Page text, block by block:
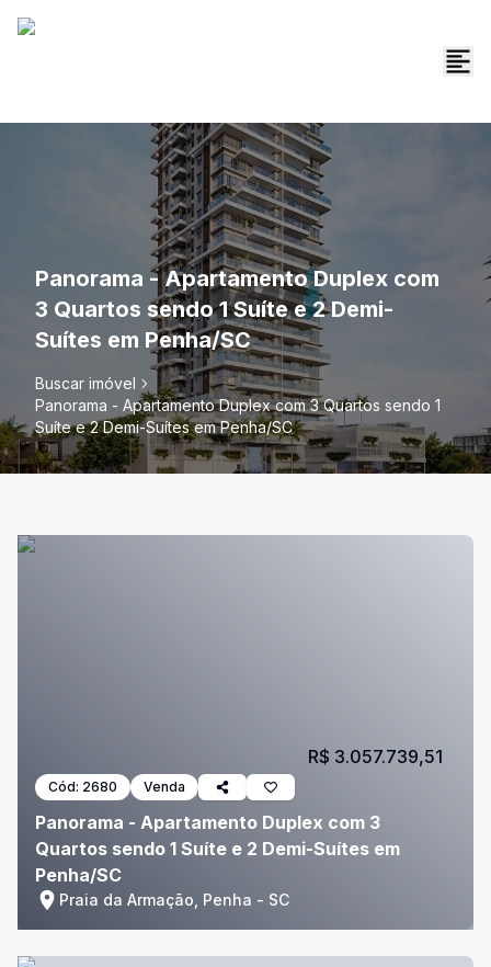
Panorama - Apartamento Duplex com
3 Quartos sendo 1 Suíte e 2 Demi-
Suítes em Penha/SC
Buscar imóvel
Panorama - Apartamento Duplex com 3 Quartos sendo 1
Suíte e 2 Demi-Suítes em Penha/SC
Cód: 2680 Venda
Panorama - Apartamento Duplex com 3
Quartos sendo 1 Suíte e 2 Demi-Suítes em
Penha/SC
Praia da Armação, Penha - SC
R$ 3.057.739,51